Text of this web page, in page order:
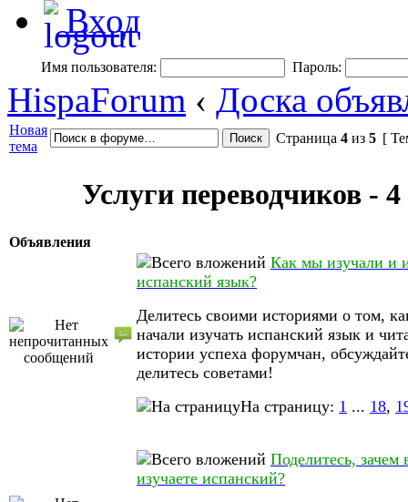
Вход
Имя пользователя: Пароль:
HispaForum ‹ Доска
Новая
тема
Страница 4 из 5 [
Услуги переводчиков - 4
Объявления
Как мы изучали и
испанский язык?
Делитесь своими историями о том,
начали изучать испанский язык и
истории успеха форумчан,
делитесь советами!
На страницу: 1 ... 18,
Поделитесь, зачем
изучаете испанский?